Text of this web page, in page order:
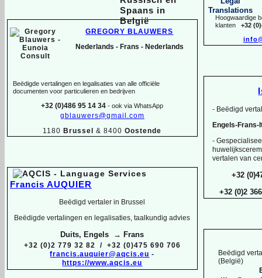
Hoogwaardige
klanten +32
- Beëdigd
Engels-Frans-
-
vertalen van
+32
+32 (0)2
Beëdigd
(België)
GREGORY BLAUWERS
Nederlands - Frans - Nederlands
Beëdigde vertalingen en legalisaties van alle officiële
documenten voor particulieren en bedrijven
+32 (0)486 95 14 34 - ook via WhatsApp
gblauwers@gmail.com
1180Brussel & 8400Oostende
Francis AUQUIER
Beëdigd vertaler in Brussel
Beëdigde vertalingen en legalisaties, taalkundig advies
Duits, Engels → Frans
+32 (0)2 779 32 82 / +32 (0)475 690 706
francis.auquier@aqcis.eu -
https://www.aqcis.eu